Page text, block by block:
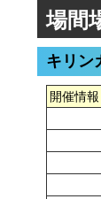
場間
キリン
開催情報